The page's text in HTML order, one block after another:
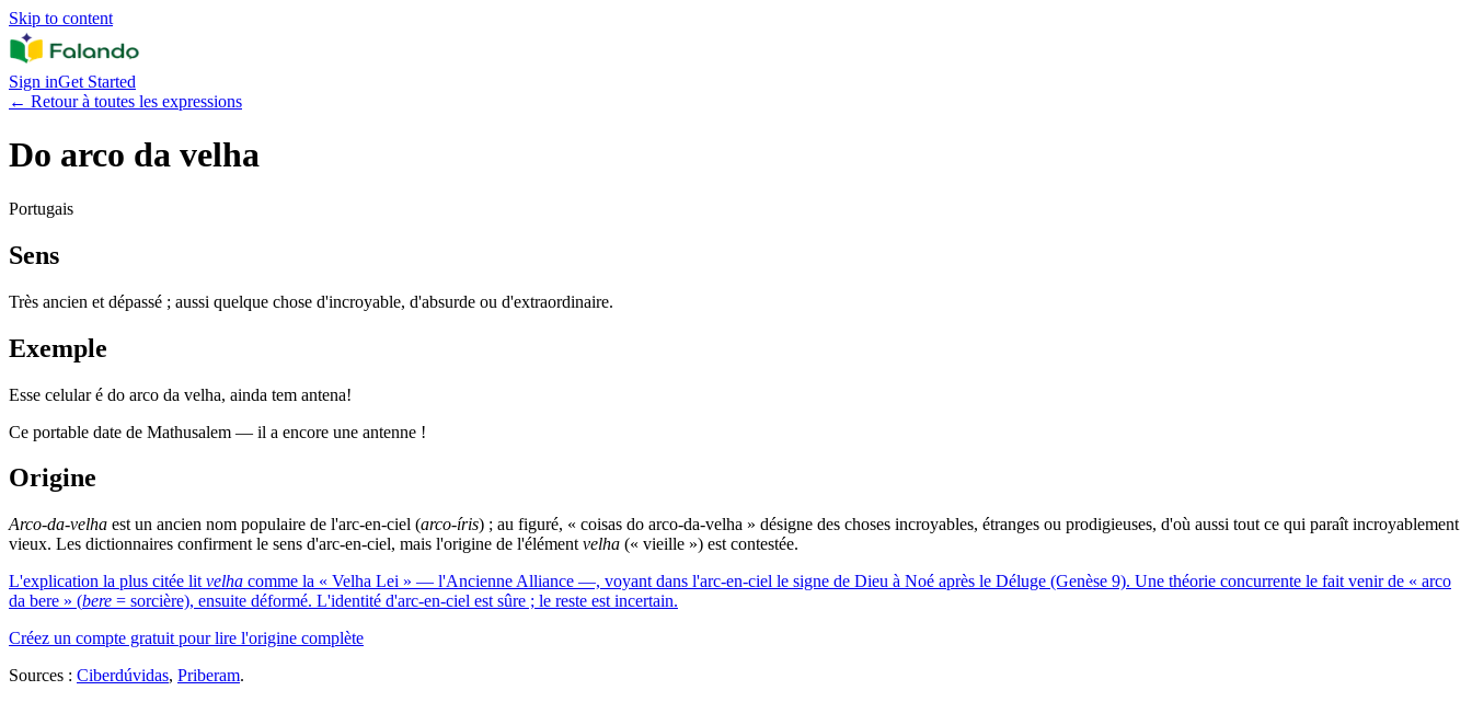
Skip to content
Sign inGet Started
← Retour à toutes les expressions
Do arco da velha
Portugais
Sens
Très ancien et dépassé ; aussi quelque chose d'incroyable, d'absurde ou d'extraordinaire.
Exemple
Esse celular é do arco da velha, ainda tem antena!
Ce portable date de Mathusalem — il a encore une antenne !
Origine
Arco-da-velha est un ancien nom populaire de l'arc-en-ciel (arco-íris) ; au figuré, « coisas do arco-da-velha » désigne des choses incroyables, étranges ou prodigieuses, d'où aussi tout ce qui paraît incroyablement
vieux. Les dictionnaires confirment le sens d'arc-en-ciel, mais l'origine de l'élément velha (« vieille ») est contestée.
L'explication la plus citée lit velha comme la « Velha Lei » — l'Ancienne Alliance —, voyant dans l'arc-en-ciel le signe de Dieu à Noé après le Déluge (Genèse 9). Une théorie concurrente le fait venir de « arco
da bere » (bere = sorcière), ensuite déformé. L'identité d'arc-en-ciel est sûre ; le reste est incertain.
Créez un compte gratuit pour lire l'origine complète
Sources : Ciberdúvidas, Priberam.